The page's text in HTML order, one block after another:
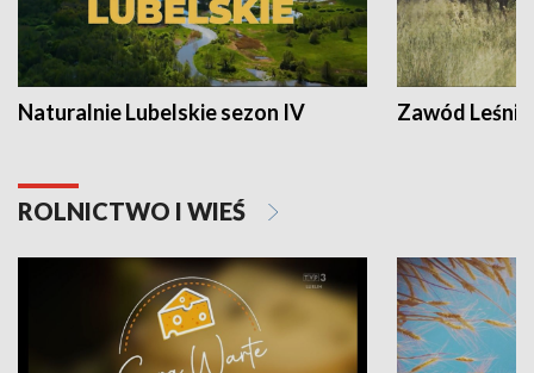
Naturalnie Lubelskie sezon IV Zawód Leśnik
ROLNICTWO I WIEŚ